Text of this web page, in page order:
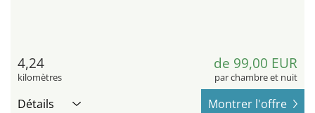
4,24
kilomètres
de 99,00 EUR
par chambre et nuit
Détails Montrer l'offre